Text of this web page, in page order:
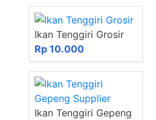
Ikan Tenggiri Grosir
Rp 10.000
Ikan Tenggiri Gepeng